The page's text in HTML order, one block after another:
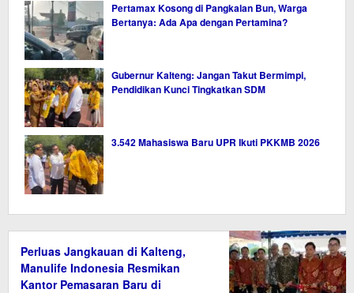
Pertamax Kosong di Pangkalan Bun, Warga
Bertanya: Ada Apa dengan Pertamina?
Gubernur Kalteng: Jangan Takut Bermimpi,
Pendidikan Kunci Tingkatkan SDM
3.542 Mahasiswa Baru UPR Ikuti PKKMB 2026
Perluas Jangkauan di Kalteng,
Manulife Indonesia Resmikan
Kantor Pemasaran Baru di